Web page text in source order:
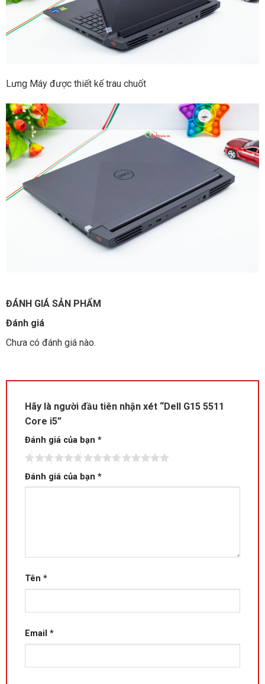
Lưng Máy được thiết kế trau chuốt
ĐÁNH GIÁ SẢN PHẨM
Đánh giá
Chưa có đánh giá nào.
Hãy là người đầu tiên nhận xét “Dell G15 5511
Core i5”
Đánh giá của bạn *
Đánh giá của bạn *
Tên *
Email *